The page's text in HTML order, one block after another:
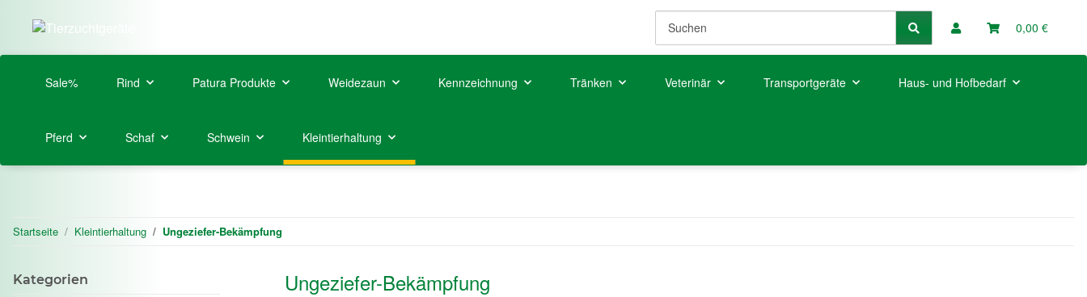
0,00 €
Sale% Rind Patura Produkte Weidezaun Kennzeichnung Tränken Veterinär Transportgeräte Haus- und Hofbedarf
Pferd Schaf Schwein Kleintierhaltung
Startseite Kleintierhaltung Ungeziefer-Bekämpfung
Ungeziefer-Bekämpfung
Kategorien